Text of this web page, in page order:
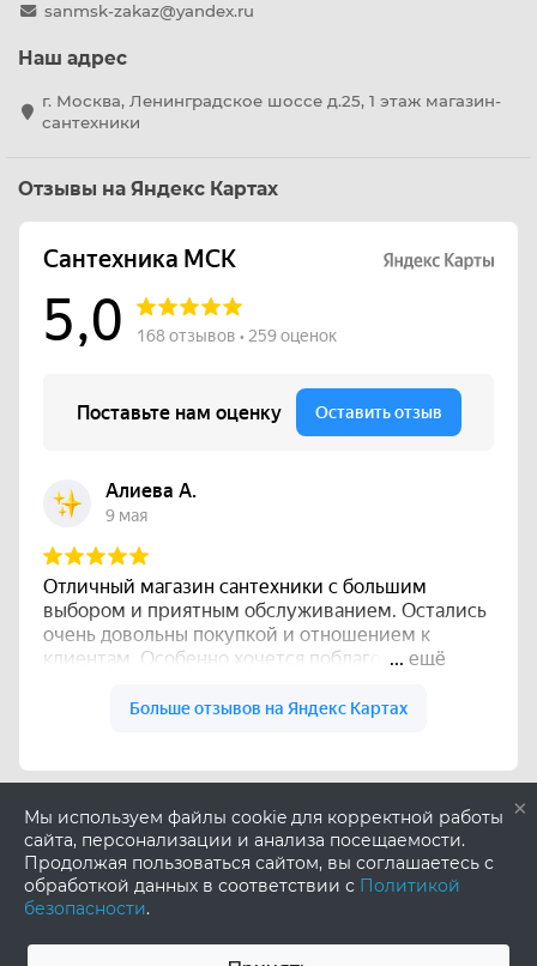
×
Мы используем файлы cookie для корректной работы
сайта, персонализации и анализа посещаемости.
Продолжая пользоваться сайтом, вы соглашаетесь с
обработкой данных в соответствии с Политикой
безопасности.
sanmsk-zakaz@yandex.ru
Наш адрес
г. Москва, Ленинградское шоссе д.25, 1 этаж магазин-
сантехники
Отзывы на Яндекс Картах